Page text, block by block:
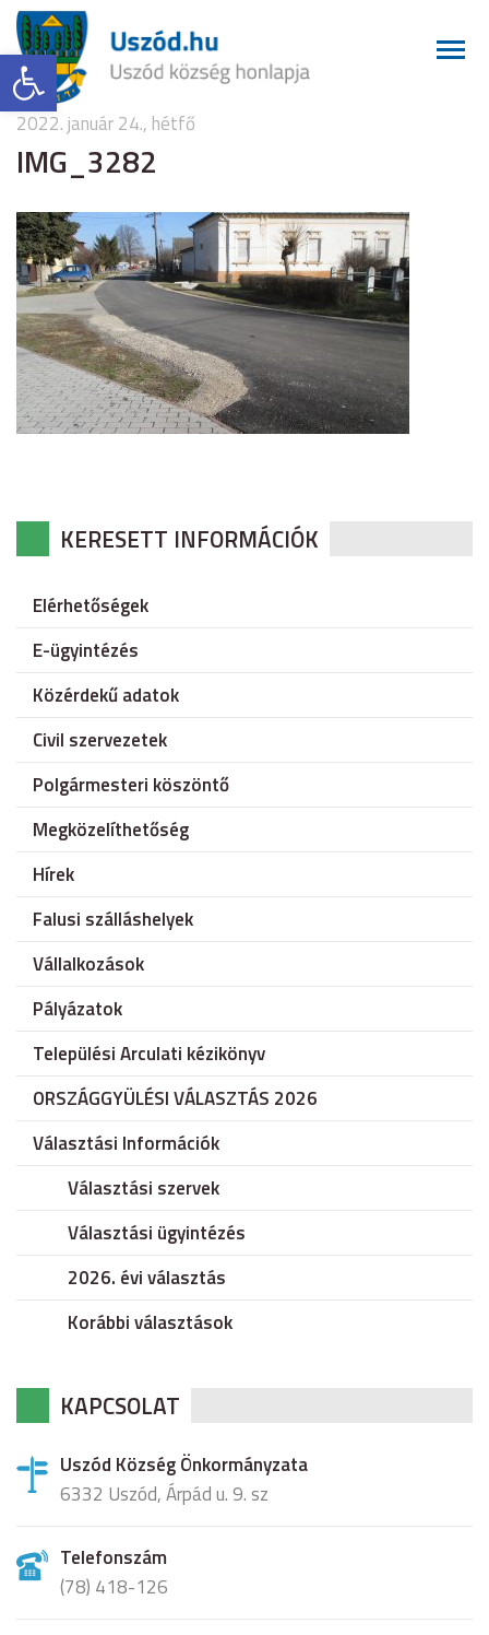
Eszköztár megnyitása
2022. január 24., hétfő
IMG_3282
KERESETT INFORMÁCIÓK
Elérhetőségek
E-ügyintézés
Közérdekű adatok
Civil szervezetek
Polgármesteri köszöntő
Megközelíthetőség
Hírek
Falusi szálláshelyek
Vállalkozások
Pályázatok
Települési Arculati kézikönyv
ORSZÁGGYÜLÉSI VÁLASZTÁS 2026
Választási Információk
Választási szervek
Választási ügyintézés
2026. évi választás
Korábbi választások
KAPCSOLAT
Uszód Község Önkormányzata
6332 Uszód, Árpád u. 9. sz
Telefonszám
(78) 418-126